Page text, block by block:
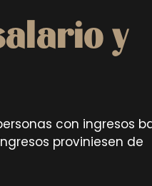
y
con ingresos
proviniesen de